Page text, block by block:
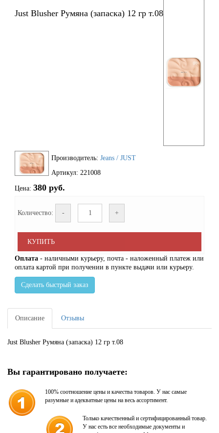
Just Blusher Румяна (запаска) 12 гр т.08
Производитель: Jeans / JUST
Артикул: 221008
Цена: 380 руб.
Количество: - +
КУПИТЬ
Оплата - наличными курьеру, почта - наложенный платеж или
оплата картой при получении в пункте выдачи или курьеру.
Сделать быстрый заказ
Описание Отзывы
Just Blusher Румяна (запаска) 12 гр т.08
Вы гарантировано получаете:
100% соотношение цены и качества товаров. У нас самые
разумные и адекватные цены на весь ассортимент.
Только качественный и сертифицированный товар.
У нас есть все необходимые документы и